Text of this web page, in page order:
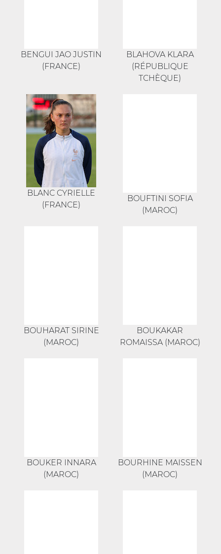
BENGUI JAO JUSTIN
(FRANCE)
BLAHOVA KLARA
(RÉPUBLIQUE
TCHÈQUE)
BLANC CYRIELLE
(FRANCE)
BOUFTINI SOFIA
(MAROC)
BOUHARAT SIRINE
(MAROC)
BOUKAKAR
ROMAISSA (MAROC)
BOUKER INNARA
(MAROC)
BOURHINE MAISSEN
(MAROC)